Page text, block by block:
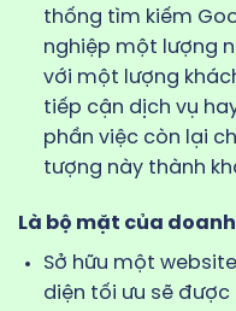
thống tìm kiếm
nghiệp một lượng
với một lượng
tiếp cận dịch vụ
phần việc còn lại
tượng này thành
Là bộ mặt của
Sở hữu một
diện tối ưu sẽ